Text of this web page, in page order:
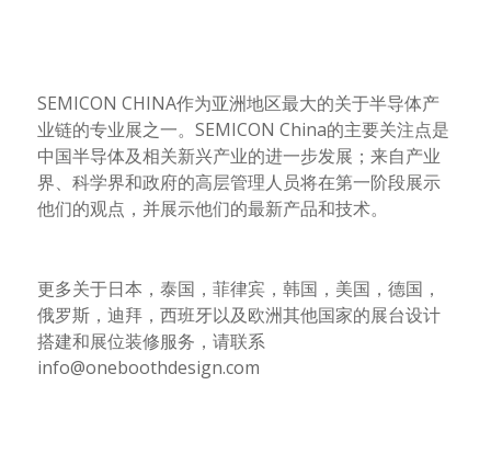
SEMICON CHINA作为亚洲地区最大的关于半导体产
业链的专业展之一。 SEMICON China的主要关注点是
中国半导体及相关新兴产业的进一步发展； 来自产业
界、科学界和政府的高层管理人员将在第一阶段展示
他们的观点，并展示他们的最新产品和技术。
更多关于日本，泰国，菲律宾，韩国，美国，德国，
俄罗斯，迪拜，西班牙以及欧洲其他国家的展台设计
搭建和展位装修服务，请联系
info@oneboothdesign.com